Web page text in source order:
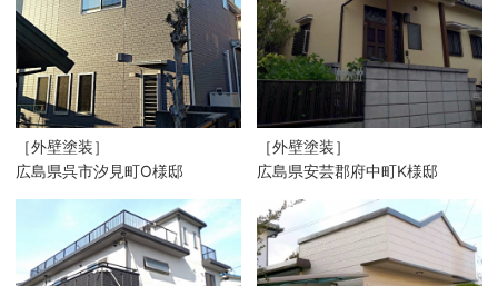
［外壁塗装］
広島県呉市汐見町O様邸
［外壁塗装］
広島県安芸郡府中町K様邸